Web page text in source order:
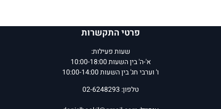
פרטי התקשרות
שעות פעילות:
א'-ה' בין השעות 10:00-18:00
ו' וערבי חג' בין השעות 10:00-14:00
טלפון: 02-6248293